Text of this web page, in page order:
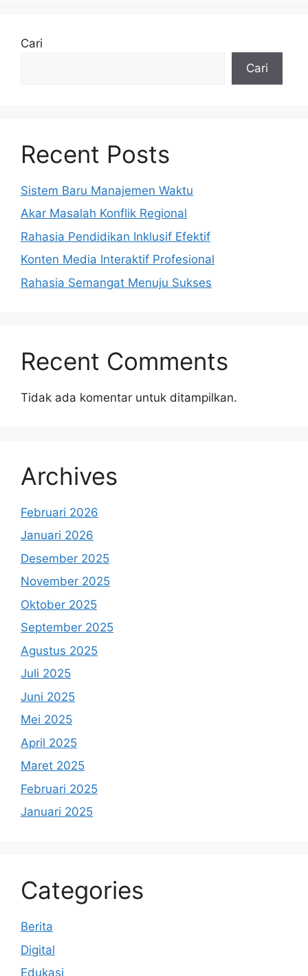
Cari
Cari
Recent Posts
Sistem Baru Manajemen Waktu
Akar Masalah Konflik Regional
Rahasia Pendidikan Inklusif Efektif
Konten Media Interaktif Profesional
Rahasia Semangat Menuju Sukses
Recent Comments
Tidak ada komentar untuk ditampilkan.
Archives
Februari 2026
Januari 2026
Desember 2025
November 2025
Oktober 2025
September 2025
Agustus 2025
Juli 2025
Juni 2025
Mei 2025
April 2025
Maret 2025
Februari 2025
Januari 2025
Categories
Berita
Digital
Edukasi